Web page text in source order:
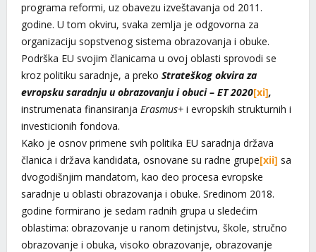
programa reformi, uz obavezu izveštavanja od 2011.
godine. U tom okviru, svaka zemlja je odgovorna za
organizaciju sopstvenog sistema obrazovanja i obuke.
Podrška EU svojim članicama u ovoj oblasti sprovodi se
kroz politiku saradnje, a preko Strateškog okvira za
evropsku saradnju u obrazovanju i obuci–ET 2020[xi],
instrumenata finansiranja Erasmus+i evropskih strukturnih i
investicionih fondova.
Kako je osnov primene svih politika EU saradnja država
članica i država kandidata, osnovane su radne grupe[xii] sa
dvogodišnjim mandatom, kao deo procesa evropske
saradnje u oblasti obrazovanja i obuke. Sredinom 2018.
godine formirano je sedam radnih grupa u sledećim
oblastima: obrazovanje u ranom detinjstvu, škole, stručno
obrazovanje i obuka, visoko obrazovanje, obrazovanje